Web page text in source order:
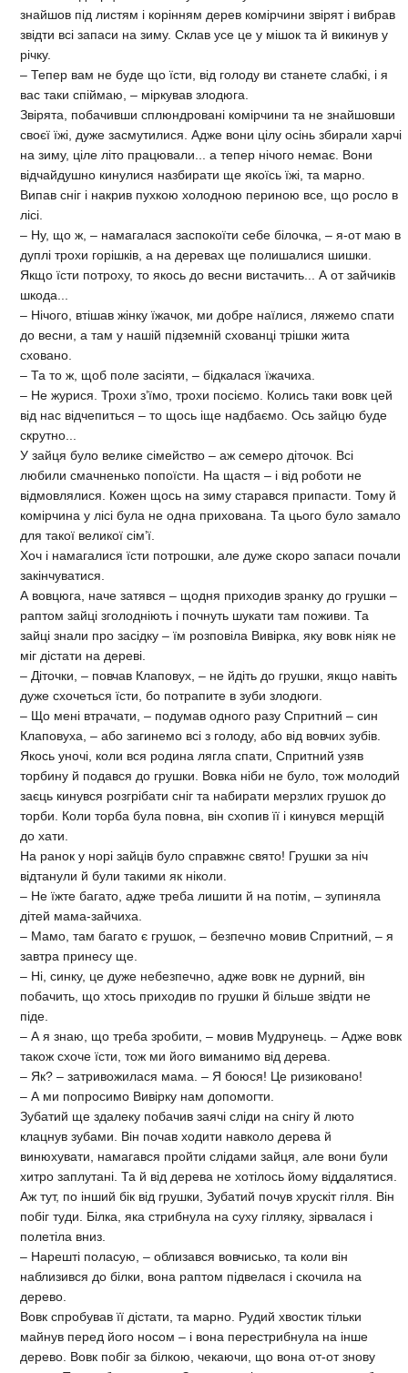
знайшов під листям і корінням дерев комірчини звірят і вибрав
звідти всі запаси на зиму. Склав усе це у мішок та й викинув у
річку.
– Тепер вам не буде що їсти, від голоду ви станете слабкі, і я
вас таки спіймаю, – міркував злодюга.
Звірята, побачивши сплюндровані комірчини та не знайшовши
своєї їжі, дуже засмутилися. Адже вони цілу осінь збирали харчі
на зиму, ціле літо працювали... а тепер нічого немає. Вони
відчайдушно кинулися назбирати ще якоїсь їжі, та марно.
Випав сніг і накрив пухкою холодною периною все, що росло в
лісі.
– Ну, що ж, – намагалася заспокоїти себе білочка, – я-от маю в
дуплі трохи горішків, а на деревах ще полишалися шишки.
Якщо їсти потроху, то якось до весни вистачить... А от зайчиків
шкода...
– Нічого, втішав жінку їжачок, ми добре наїлися, ляжемо спати
до весни, а там у нашій підземній схованці трішки жита
сховано.
– Та то ж, щоб поле засіяти, – бідкалася їжачиха.
– Не журися. Трохи з’їмо, трохи посіємо. Колись таки вовк цей
від нас відчепиться – то щось іще надбаємо. Ось зайцю буде
скрутно...
У зайця було велике сімейство – аж семеро діточок. Всі
любили смачненько попоїсти. На щастя – і від роботи не
відмовлялися. Кожен щось на зиму старався припасти. Тому й
комірчина у лісі була не одна прихована. Та цього було замало
для такої великої сім’ї.
Хоч і намагалися їсти потрошки, але дуже скоро запаси почали
закінчуватися.
А вовцюга, наче затявся – щодня приходив зранку до грушки –
раптом зайці зголодніють і почнуть шукати там поживи. Та
зайці знали про засідку – їм розповіла Вивірка, яку вовк ніяк не
міг дістати на дереві.
– Діточки, – повчав Клаповух, – не йдіть до грушки, якщо навіть
дуже схочеться їсти, бо потрапите в зуби злодюги.
– Що мені втрачати, – подумав одного разу Спритний – син
Клаповуха, – або загинемо всі з голоду, або від вовчих зубів.
Якось уночі, коли вся родина лягла спати, Спритний узяв
торбину й подався до грушки. Вовка ніби не було, тож молодий
заєць кинувся розгрібати сніг та набирати мерзлих грушок до
торби. Коли торба була повна, він схопив її і кинувся мерщій
до хати.
На ранок у норі зайців було справжнє свято! Грушки за ніч
відтанули й були такими як ніколи.
– Не їжте багато, адже треба лишити й на потім, – зупиняла
дітей мама-зайчиха.
– Мамо, там багато є грушок, – безпечно мовив Спритний, – я
завтра принесу ще.
– Ні, синку, це дуже небезпечно, адже вовк не дурний, він
побачить, що хтось приходив по грушки й більше звідти не
піде.
– А я знаю, що треба зробити, – мовив Мудрунець. – Адже вовк
також схоче їсти, тож ми його виманимо від дерева.
– Як? – затривожилася мама. – Я боюся! Це ризиковано!
– А ми попросимо Вивірку нам допомогти.
Зубатий ще здалеку побачив заячі сліди на снігу й люто
клацнув зубами. Він почав ходити навколо дерева й
винюхувати, намагався пройти слідами зайця, але вони були
хитро заплутані. Та й від дерева не хотілось йому віддалятися.
Аж тут, по інший бік від грушки, Зубатий почув хрускіт гілля. Він
побіг туди. Білка, яка стрибнула на суху гілляку, зірвалася і
полетіла вниз.
– Нарешті поласую, – облизався вовчисько, та коли він
наблизився до білки, вона раптом підвелася і скочила на
дерево.
Вовк спробував її дістати, та марно. Рудий хвостик тільки
майнув перед його носом – і вона перестрибнула на інше
дерево. Вовк побіг за білкою, чекаючи, що вона от-от знову